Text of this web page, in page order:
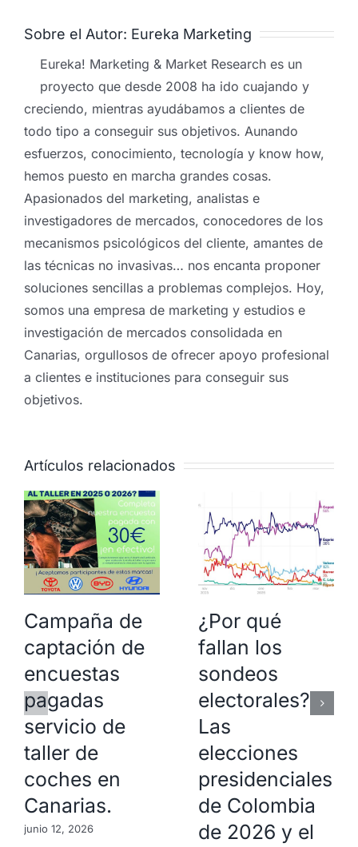
Sobre el Autor: Eureka Marketing
Eureka! Marketing & Market Research es un
proyecto que desde 2008 ha ido cuajando y
creciendo, mientras ayudábamos a clientes de
todo tipo a conseguir sus objetivos. Aunando
esfuerzos, conocimiento, tecnología y know how,
hemos puesto en marcha grandes cosas.
Apasionados del marketing, analistas e
investigadores de mercados, conocedores de los
mecanismos psicológicos del cliente, amantes de
las técnicas no invasivas… nos encanta proponer
soluciones sencillas a problemas complejos. Hoy,
somos una empresa de marketing y estudios e
investigación de mercados consolidada en
Canarias, orgullosos de ofrecer apoyo profesional
a clientes e instituciones para conseguir sus
objetivos.
Artículos relacionados
Campaña de
captación de
encuestas
pagadas
servicio de
taller de
coches en
Canarias.
junio 12, 2026
¿Por qué
fallan los
sondeos
electorales?
Las
elecciones
presidenciales
de Colombia
de 2026 y el